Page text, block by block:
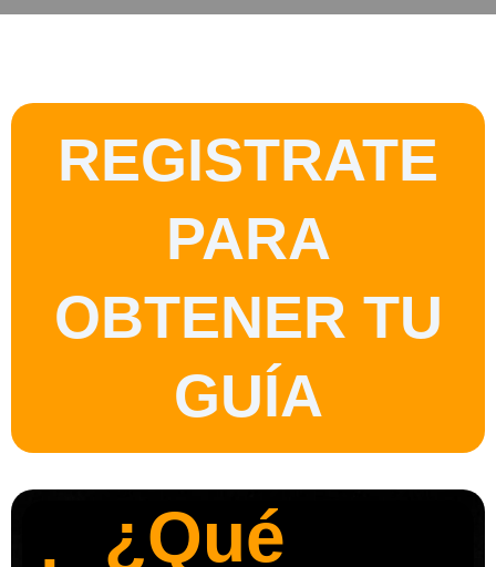
REGISTRATE
PARA
OBTENER TU
GUÍA
¿Qué